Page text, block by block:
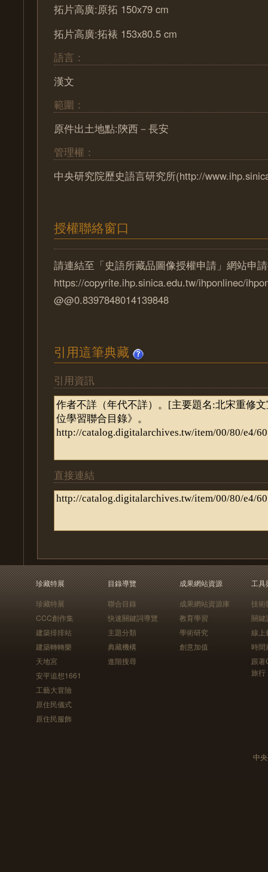
拓片高廣:原拓 150x79 cm
拓片高廣:拓裱 153x80.5 cm
語言：
漢文
範圍：
原件出土地點:陝西－長安
管理權：
中央研究院歷史語言研究所(http://
授權聯絡窗口
請連結至「史語所藏品圖像授權申請」網站申
https://copyrite.ihp.sinica.edu.tw/ihponlinec/
@@0.8397848014139848
引用這筆典藏
引用資訊
直接連結
珍藏特展
珍藏特展
CCC創作集
建築排排站
建築轉轉樂
天地宮
安平追想1661
工藝大冒險
原住民儀式
原住民服飾
目錄導覽
聯合目錄
快速關鍵詞導覽
主題分類
典藏機構
進階搜尋
成果網站資源
成果網站資源庫
教育學習
學術研究
創意加值
工具
技術
關鍵
線上
時間
跟
旅行
中